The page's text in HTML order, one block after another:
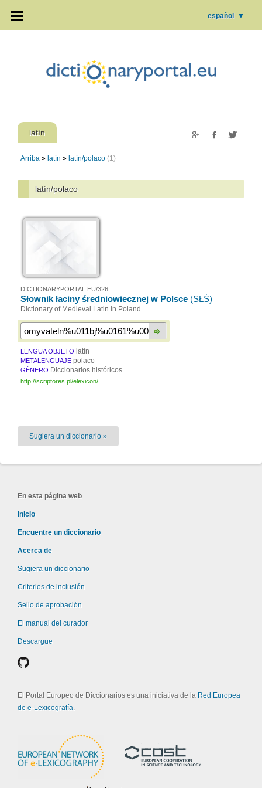
español ▼
latín
Arriba » latín » latín/polaco (1)
latín/polaco
DICTIONARYPORTAL.EU/326
Słownik łaciny średniowiecznej w Polsce (SŁŚ)
Dictionary of Medieval Latin in Poland
LENGUA OBJETO latín
METALENGUAJE polaco
GÉNERO Diccionarios históricos
http://scriptores.pl/elexicon/
Sugiera un diccionario »
En esta página web
Inicio
Encuentre un diccionario
Acerca de
Sugiera un diccionario
Criterios de inclusión
Sello de aprobación
El manual del curador
Descargue
El Portal Europeo de Diccionarios es una iniciativa de la Red Europea
de e-Lexicografía.